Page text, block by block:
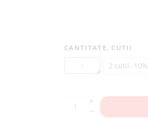
CANTITATE, CUTII
1 2 cutii -10%
+
−